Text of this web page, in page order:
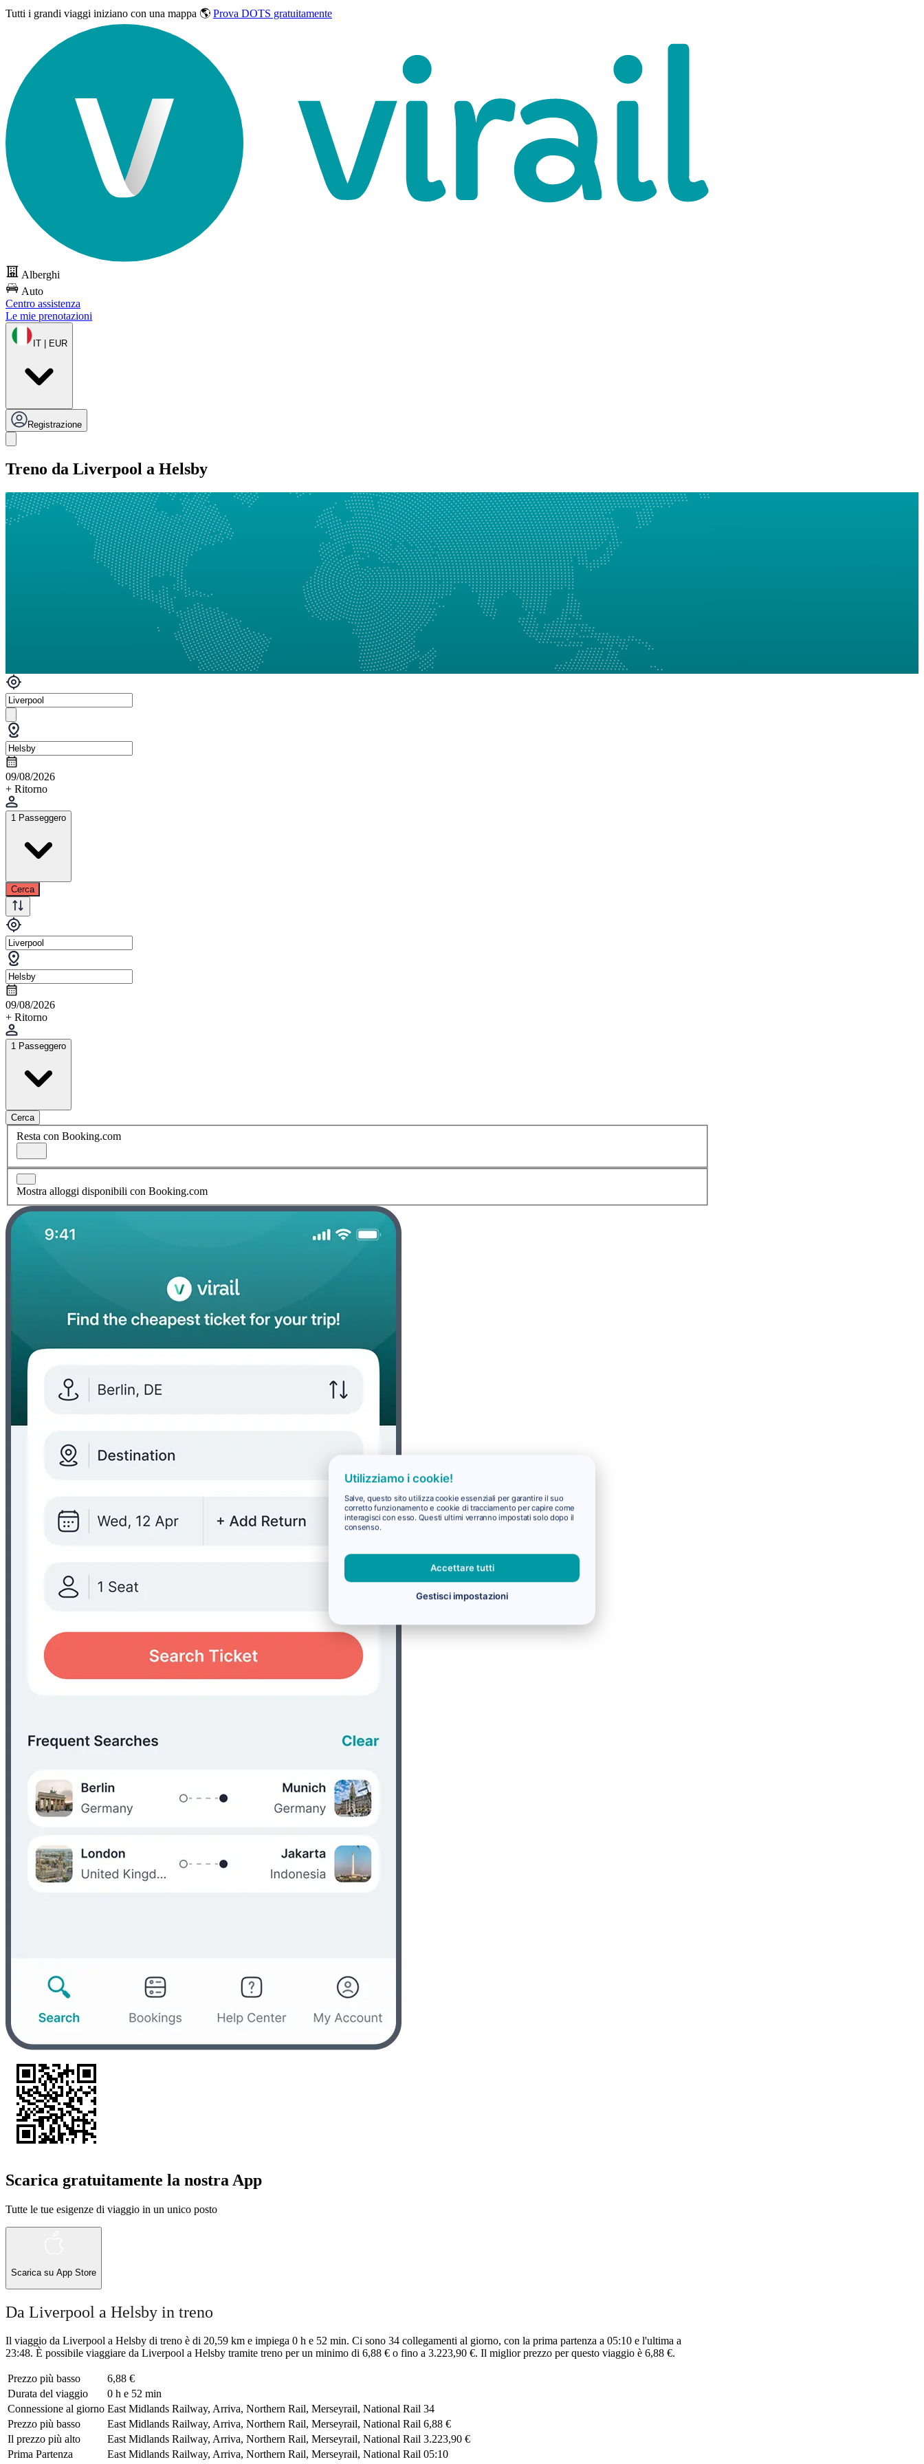
Tutti i grandi viaggi iniziano con una mappa 🌎 Prova DOTS gratuitamente
Alberghi
Auto
Centro assistenza
Le mie prenotazioni
IT | EUR
Registrazione
Treno da Liverpool a Helsby
09/08/2026
+ Ritorno
1 Passeggero
Cerca
09/08/2026
+ Ritorno
1 Passeggero
Cerca
Resta con Booking.com
Mostra alloggi disponibili con Booking.com
Scarica gratuitamente la nostra App
Tutte le tue esigenze di viaggio in un unico posto
Scarica su App Store
Da Liverpool a Helsby in treno
Il viaggio da Liverpool a Helsby di treno è di 20,59 km e impiega 0 h e 52 min. Ci sono 34 collegamenti al giorno, con la prima partenza a 05:10 e l'ultima a
23:48. È possibile viaggiare da Liverpool a Helsby tramite treno per un minimo di 6,88 € o fino a 3.223,90 €. Il miglior prezzo per questo viaggio è 6,88 €.
Prezzo più basso
6,88 €
Durata del viaggio
0 h e 52 min
Connessione al giorno East Midlands Railway, Arriva, Northern Rail, Merseyrail, National Rail 34
Prezzo più basso
East Midlands Railway, Arriva, Northern Rail, Merseyrail, National Rail 6,88 €
Il prezzo più alto
East Midlands Railway, Arriva, Northern Rail, Merseyrail, National Rail 3.223,90 €
Prima Partenza
East Midlands Railway, Arriva, Northern Rail, Merseyrail, National Rail 05:10
Utilizziamo i cookie!
Salve, questo sito utilizza cookie essenziali per garantire il suo
corretto funzionamento e cookie di tracciamento per capire come
interagisci con esso. Questi ultimi verranno impostati solo dopo il
consenso.
Accettare tutti
Gestisci impostazioni